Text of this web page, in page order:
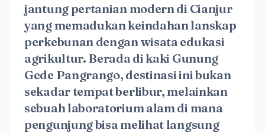
jantung pertanian modern di Cianjur
yang memadukan keindahan lanskap
perkebunan dengan wisata edukasi
agrikultur. Berada di kaki Gunung
Gede Pangrango, destinasi ini bukan
sekadar tempat berlibur, melainkan
sebuah laboratorium alam di mana
pengunjung bisa melihat langsung